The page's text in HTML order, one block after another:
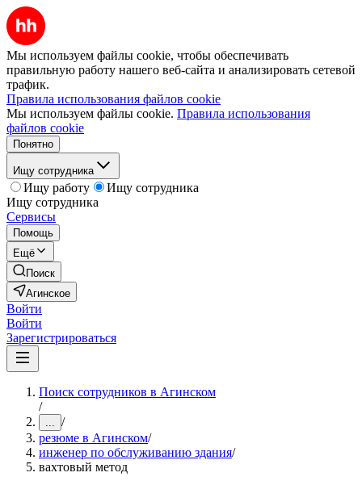
Мы используем файлы cookie, чтобы обеспечивать
правильную работу нашего веб-сайта и анализировать сетевой
трафик.
Правила использования файлов cookie
Мы используем файлы cookie. Правила использования
файлов cookie
Понятно
Ищу сотрудника
Ищу работу
Ищу сотрудника
Ищу сотрудника
Сервисы
Помощь
Ещё
Поиск
Агинское
Войти
Войти
Зарегистрироваться
Поиск сотрудников в Агинском
/
... /
резюме в Агинском/
инженер по обслуживанию здания/
вахтовый метод